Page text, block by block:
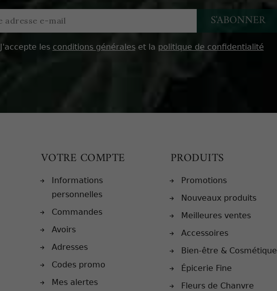
J'accepte les conditions généraleset la politique de confidentialité
VOTRE COMPTE
Informations
personnelles
Commandes
Avoirs
Adresses
Codes promo
Mes alertes
PRODUITS
Promotions
Nouveaux produits
Meilleures ventes
Accessoires
Bien-être & Cosmétique
Épicerie Fine
Fleurs de Chanvre